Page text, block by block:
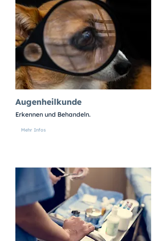
Augenheilkunde
Erkennen und Behandeln.
Mehr Infos